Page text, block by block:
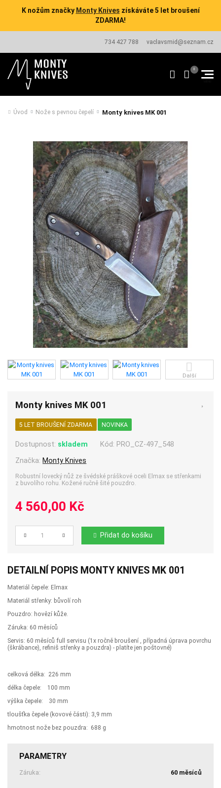
K nožům značky Monty Knives získáváte 5 let broušení
ZDARMA!
734 427 788 vaclavsmid@seznam.cz
Úvod Nože s pevnou čepelí Monty knives MK 001
Další
Monty knives MK 001
5 LET BROUŠENÍ ZDARMA NOVINKA
Dostupnost: skladem Kód: PRO_CZ-497_548
Značka:Monty Knives
Robustní lovecký nůž ze švédské práškové oceli Elmax se střenkami
z buvolího rohu. Kožené ručně šité pouzdro.
4 560,00 Kč
Počet Přidat do košíku
DETAILNÍ POPIS MONTY KNIVES MK 001
Materiál čepele: Elmax
Materiál střenky: bůvolí roh
Pouzdro: hovězí kůže.
Záruka: 60 měsíců
Servis: 60 měsíců full servisu (1x ročně broušení , případná úprava povrchu
(škrábance), refiniš střenky a pouzdra) - platíte jen poštovné)
celková délka: 226 mm
délka čepele: 100 mm
výška čepele: 30 mm
tloušťka čepele (kovové části): 3,9 mm
hmotnost nože bez pouzdra: 688 g
PARAMETRY
Záruka: 60 měsíců